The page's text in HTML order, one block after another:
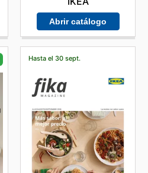
Abrir catálogo
Hasta el 30 sept.